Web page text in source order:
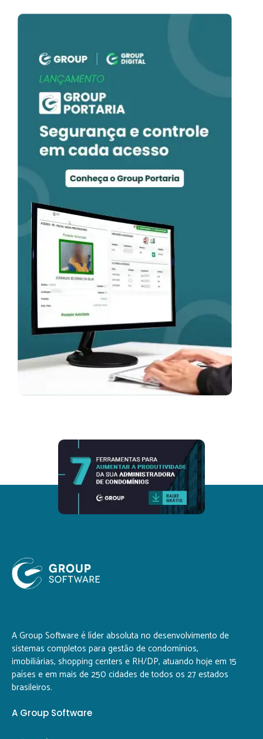
A Group Software é líder absoluta no desenvolvimento de
sistemas completos para gestão de condomínios,
imobiliárias, shopping centers e RH/DP, atuando hoje em 15
países e em mais de 250 cidades de todos os 27 estados
brasileiros.
A Group Software